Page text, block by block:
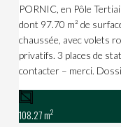
PORNIC, en Pôle
dont 97.70 m² de
chaussée, avec volets
privatifs. 3 places de
contacter – merci.
108.27 m2